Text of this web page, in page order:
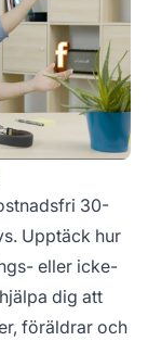
30-
Upptäck hur
eller icke-
dig att
föräldrar och